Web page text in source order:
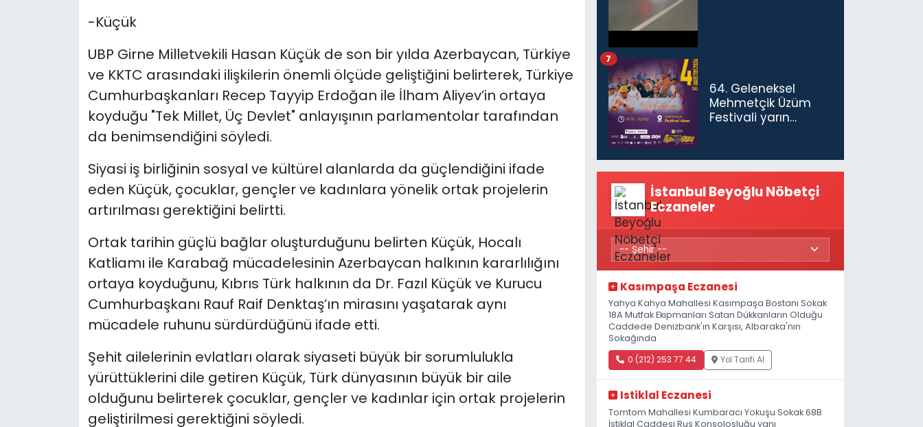
-Küçük
UBP Girne Milletvekili Hasan Küçük de son bir yılda Azerbaycan, Türkiye
ve KKTC arasındaki ilişkilerin önemli ölçüde geliştiğini belirterek, Türkiye
Cumhurbaşkanları Recep Tayyip Erdoğan ile İlham Aliyev’in ortaya
koyduğu "Tek Millet, Üç Devlet" anlayışının parlamentolar tarafından
da benimsendiğini söyledi.
Siyasi iş birliğinin sosyal ve kültürel alanlarda da güçlendiğini ifade
eden Küçük, çocuklar, gençler ve kadınlara yönelik ortak projelerin
artırılması gerektiğini belirtti.
Ortak tarihin güçlü bağlar oluşturduğunu belirten Küçük, Hocalı
Katliamı ile Karabağ mücadelesinin Azerbaycan halkının kararlılığını
ortaya koyduğunu, Kıbrıs Türk halkının da Dr. Fazıl Küçük ve Kurucu
Cumhurbaşkanı Rauf Raif Denktaş’ın mirasını yaşatarak aynı
mücadele ruhunu sürdürdüğünü ifade etti.
Şehit ailelerinin evlatları olarak siyaseti büyük bir sorumlulukla
yürüttüklerini dile getiren Küçük, Türk dünyasının büyük bir aile
olduğunu belirterek çocuklar, gençler ve kadınlar için ortak projelerin
geliştirilmesi gerektiğini söyledi.
64. Geleneksel
Mehmetçik Üzüm
Festivali yarın
7
İstanbul Beyoğlu Nöbetçi
Eczaneler
Kasımpaşa Eczanesi
Yahya Kahya Mahallesi Kasımpaşa Bostanı Sokak
18A Mutfak Ekipmanları Satan Dükkanların Olduğu
Caddede Denizbank'ın Karşısı, Albaraka'nın
Sokağında
0 (212) 253 77 44 Yol Tarifi Al
Istiklal Eczanesi
Tomtom Mahallesi Kumbaracı Yokuşu Sokak 68B
İstiklal Caddesi Rus Konsolosluğu yanı